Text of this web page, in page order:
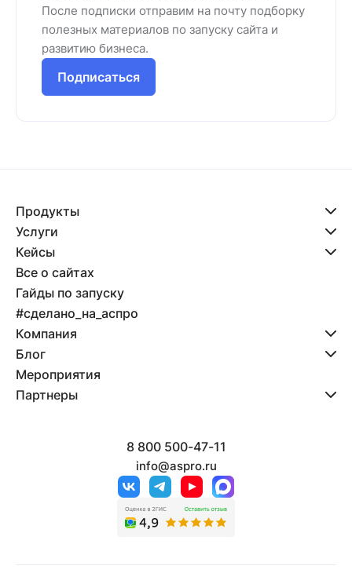
После подписки отправим на почту подборку
полезных материалов по запуску сайта и
развитию бизнеса.
Подписаться
Продукты
Услуги
Кейсы
Все о сайтах
Гайды по запуску
#сделано_на_аспро
Компания
Блог
Мероприятия
Партнеры
8 800 500-47-11
info@aspro.ru